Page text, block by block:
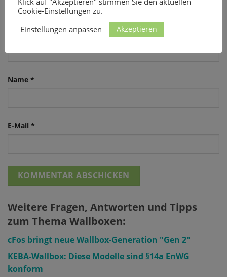
Name *
E-Mail *
Weitere Fragen, Antworten und Tipps
zum Thema Wallboxen:
cFos bringt neue Wallbox-Generation "Gen 2″
KEBA-Wallbox: Diese Modelle sind §14a EnWG
konform
Cookie-Einstellungen zu.
Einstellungen anpassen
Akzeptieren